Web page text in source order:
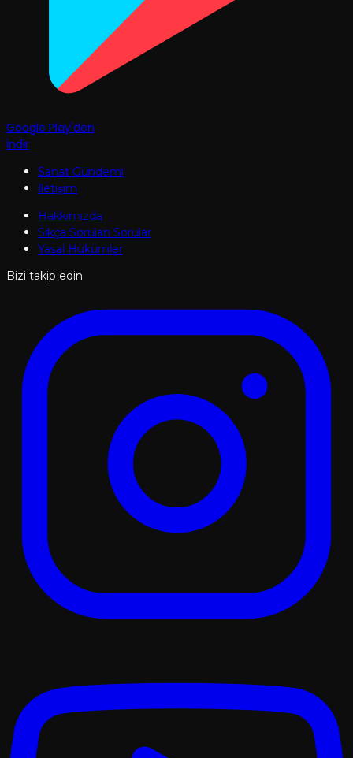
Google Play'den
İndir
Sanat Gündemi
İletişim
Hakkımızda
Sıkça Sorulan Sorular
Yasal Hükümler
Bizi takip edin